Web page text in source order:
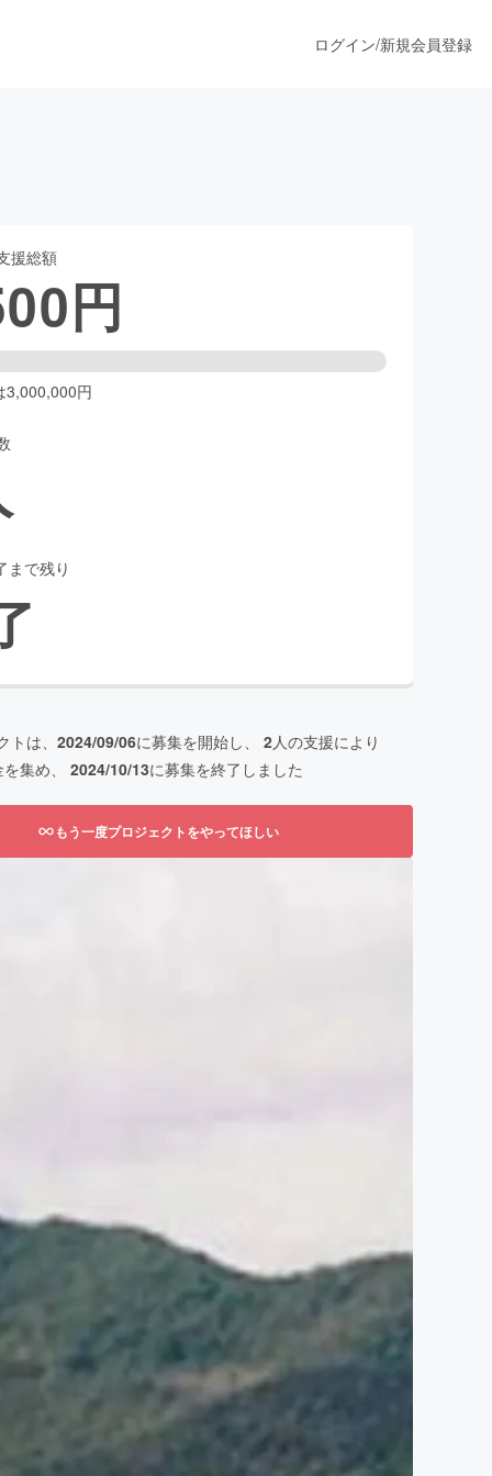
ログイン/新規会員登録
援総額
円
3,000,000円
まで残り
は、 2024/09/06に募集を開始し、 2人の支援により
集め、 2024/10/13に募集を終了しました
もう一度プロジェクトをやってほしい